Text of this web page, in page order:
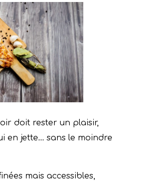
doit rester un plaisir,
en jette… sans le moindre
mais accessibles,